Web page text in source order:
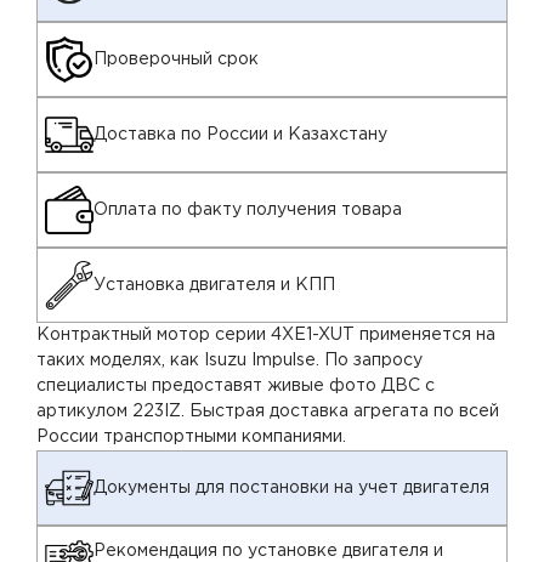
Проверочный срок
Доставка по России и Казахстану
Оплата по факту получения товара
Установка двигателя и КПП
Контрактный мотор серии 4XE1-XUT применяется на
таких моделях, как Isuzu Impulse. По запросу
специалисты предоставят живые фото ДВС с
артикулом 223IZ. Быстрая доставка агрегата по всей
России транспортными компаниями.
Документы для постановки на учет двигателя
Рекомендация по установке двигателя и